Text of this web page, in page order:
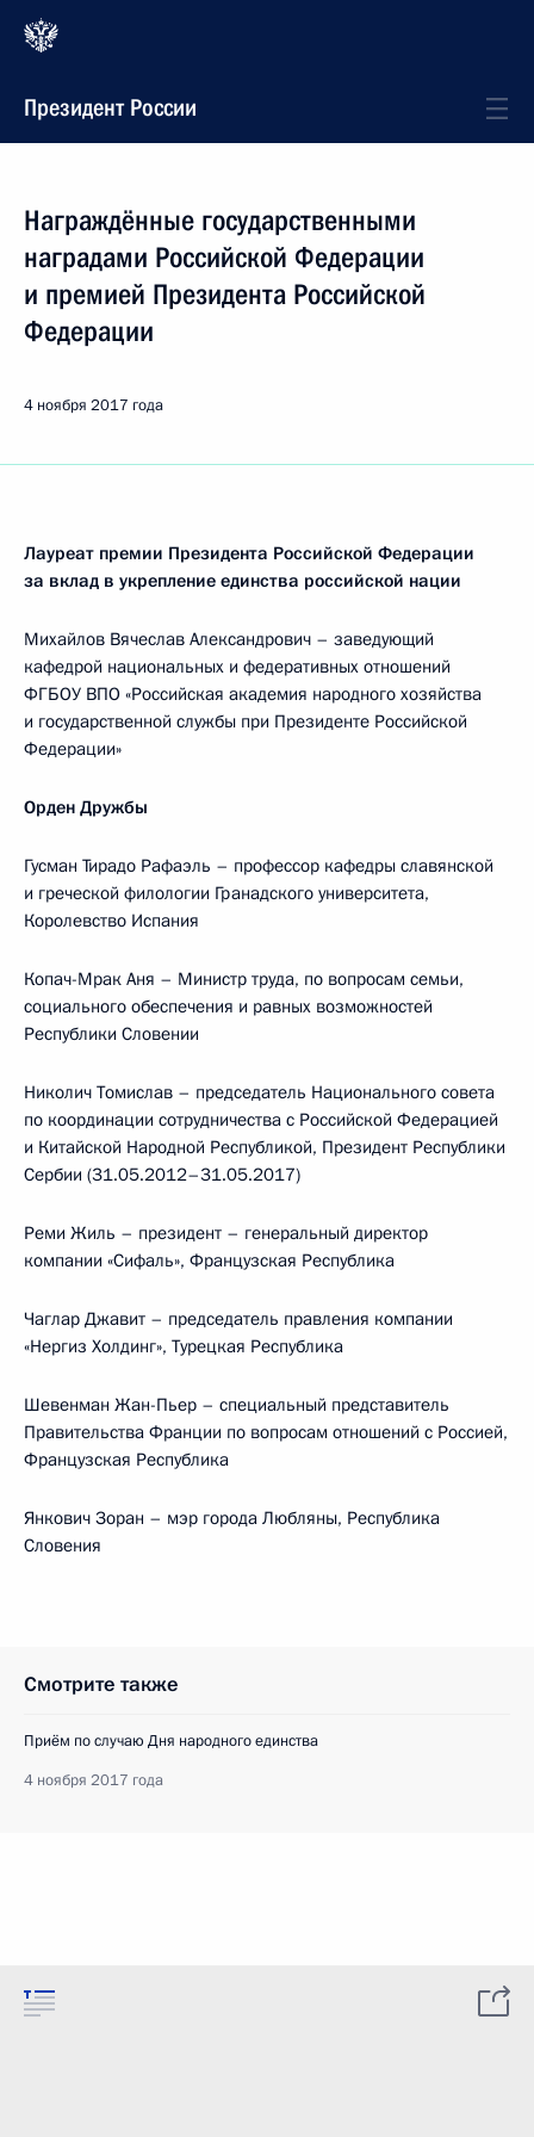
Президент России
Награждённые государственными
наградами Российской Федерации
и премией Президента Российской
Федерации
4 ноября 2017 года
Лауреат премии Президента Российской Федерации
за вклад в укрепление единства российской нации
Михайлов Вячеслав Александрович – заведующий
кафедрой национальных и федеративных отношений
ФГБОУ ВПО «Российская академия народного хозяйства
и государственной службы при Президенте Российской
Федерации»
Орден Дружбы
Гусман Тирадо Рафаэль – профессор кафедры славянской
и греческой филологии Гранадского университета,
Королевство Испания
Копач-Мрак Аня – Министр труда, по вопросам семьи,
социального обеспечения и равных возможностей
Республики Словении
Николич Томислав – председатель Национального совета
по координации сотрудничества с Российской Федерацией
и Китайской Народной Республикой, Президент Республики
Сербии (31.05.2012–31.05.2017)
Реми Жиль – президент – генеральный директор
компании «Сифаль», Французская Республика
Чаглар Джавит – председатель правления компании
«Нергиз Холдинг», Турецкая Республика
Шевенман Жан-Пьер – специальный представитель
Правительства Франции по вопросам отношений с Россией,
Французская Республика
Янкович Зоран – мэр города Любляны, Республика
Словения
Смотрите также
Приём по случаю Дня народного единства
4 ноября 2017 года